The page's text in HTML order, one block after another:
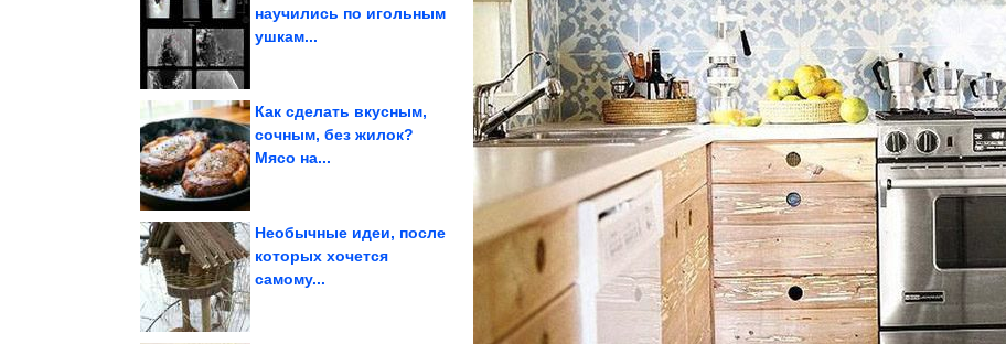
научились по игольным
ушкам...
Как сделать вкусным,
сочным, без жилок?
Мясо на...
Необычные идеи, после
которых хочется
самому...
Доказательства того,